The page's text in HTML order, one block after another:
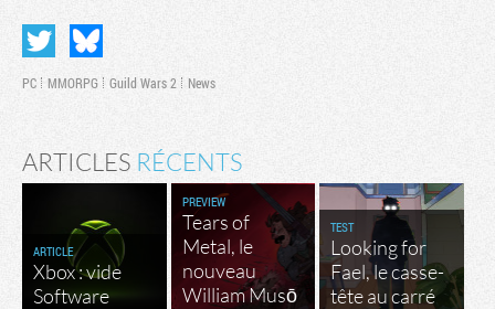
PC MMORPG Guild Wars 2 News
ARTICLES RÉCENTS
ARTICLE
Xbox : vide
Software
PREVIEW
Tears of
Metal, le
nouveau
William Musō
TEST
Looking for
Fael, le casse-
tête au carré